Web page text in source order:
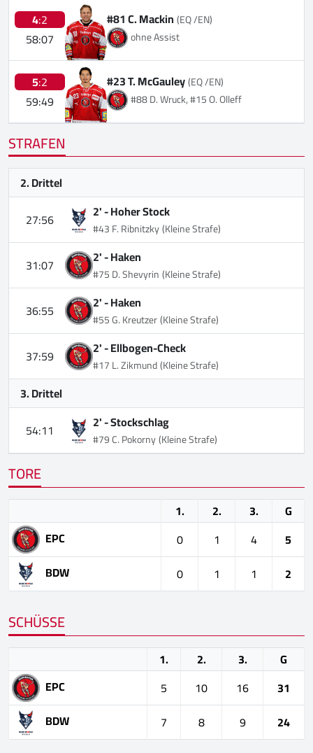
4:2
58:07
#81 C. Mackin(EQ /EN)
ohne Assist
5:2
59:49
#23 T. McGauley(EQ /EN)
#88 D. Wruck, #15 O. Olleff
STRAFEN
2. Drittel
27:56
2' -Hoher Stock
#43 F. Ribnitzky(Kleine Strafe)
31:07 2' -Haken
#75 D. Shevyrin(Kleine Strafe)
36:55 2' -Haken
#55 G. Kreutzer(Kleine Strafe)
37:59 2' -Ellbogen-Check
#17 L. Zikmund(Kleine Strafe)
3. Drittel
54:11
2' -Stockschlag
#79 C. Pokorny(Kleine Strafe)
TORE
1. 2. 3.
G
EPC
0 1 4
5
BDW
0 1 1 2
SCHÜSSE
1. 2. 3.
G
EPC
5 10 16
31
BDW
7 8 9 24